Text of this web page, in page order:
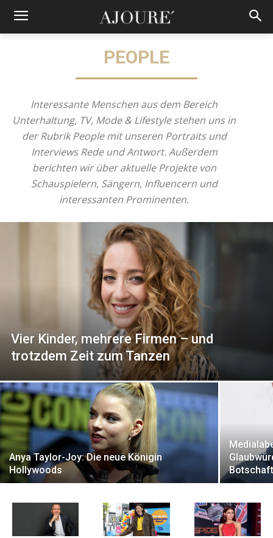
PEOPLE
Interessante Menschen aus dem Bereich
Unterhaltung, TV, Mode & Lifestyle stehen uns in
der Rubrik People mit unseren Portraits und
Interviews Rede und Antwort. Außerdem
berichten wir über aktuelle Projekte von
Schauspielern, Sängern, Influencern und
interessanten Prominenten.
Vier Kinder, mehrere Firmen – und
trotzdem Zeit zum Tanzen
Anya Taylor-Joy: Die neue Königin
Hollywoods